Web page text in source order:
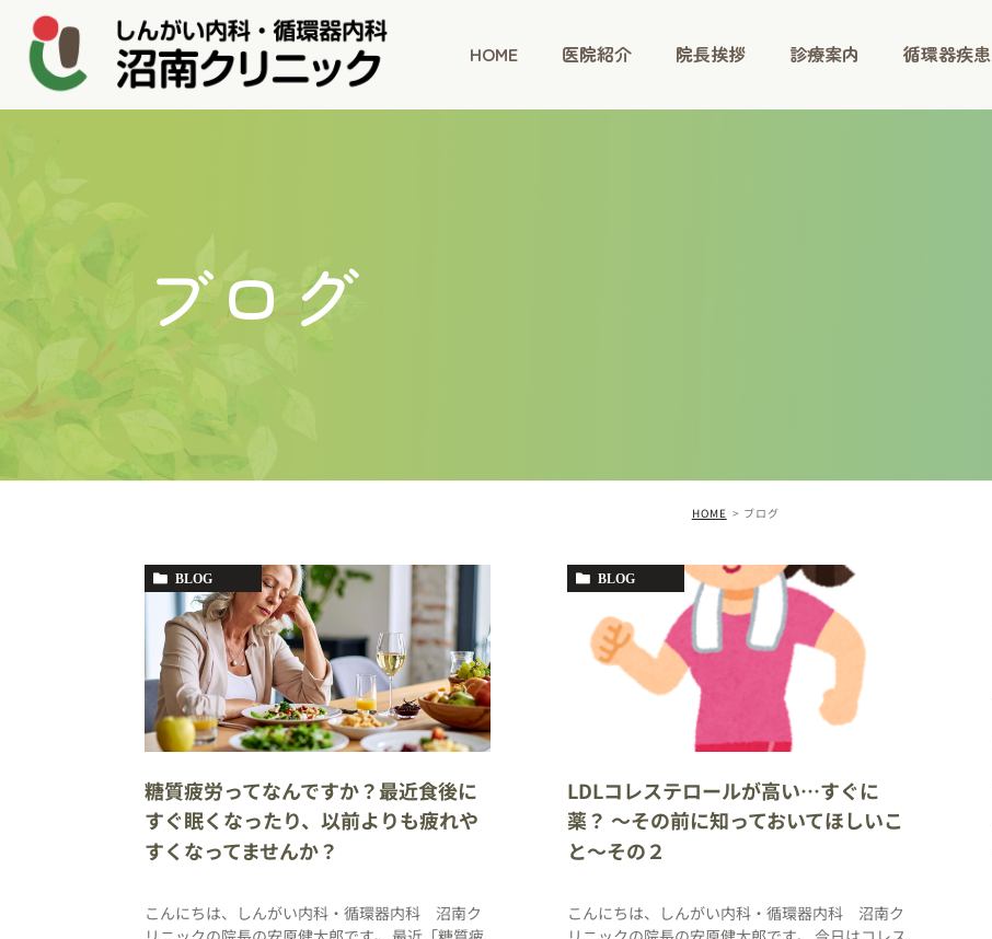
HOME 医院紹介 院長挨拶 診療案内 循環器疾患
ブログ
HOME ブログ
BLOG
糖質疲労ってなんですか？最近食後に
すぐ眠くなったり、以前よりも疲れや
すくなってませんか？
こんにちは、しんがい内科・循環器内科 沼南ク
BLOG
LDLコレステロールが高い…すぐに
薬？ 〜その前に知っておいてほしいこ
と〜その２
こんにちは、しんがい内科・循環器内科 沼南ク